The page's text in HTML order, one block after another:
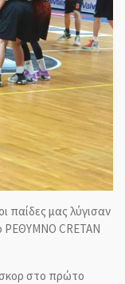
παίδες μας λύγισαν
ΡΕΘΥΜΝΟ CRETAN
στο πρώτο